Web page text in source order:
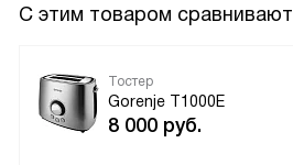
С этим товаром сравнивают
Тостер
Gorenje T1000E
8 000 руб.